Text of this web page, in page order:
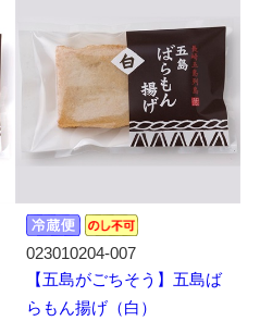
023010204-007
【五島がごちそう】五島ば
らもん揚げ（白）